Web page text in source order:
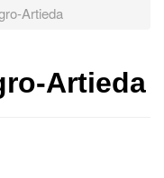
Artieda
Artieda